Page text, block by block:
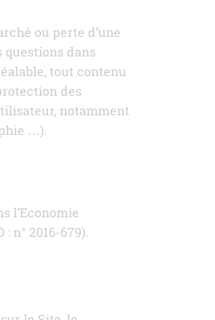
ou perte d’une
questions dans
tout contenu
des
notamment
…).
l’Economie
n° 2016-679).